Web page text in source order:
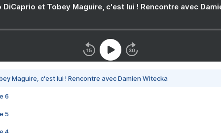
DiCaprio et Tobey Maguire, c'est lui ! Rencontre avec
Maguire, c'est lui ! Rencontre avec Damien Witecka
6
5